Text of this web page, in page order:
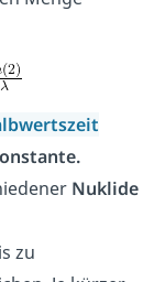
Nuklide
zu